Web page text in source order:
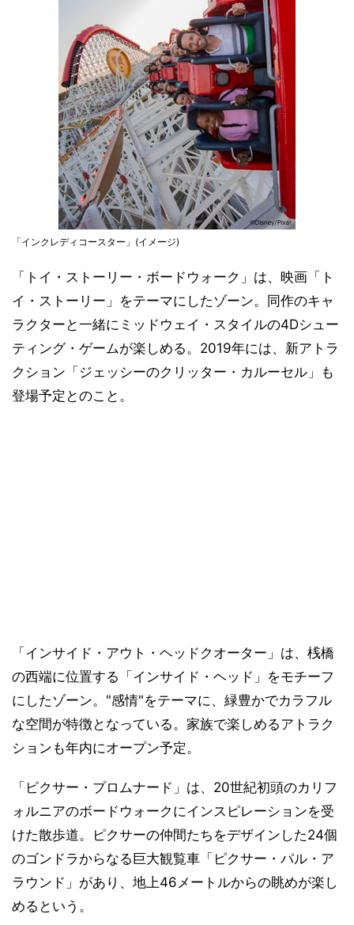
「インクレディコースター」(イメージ)
「トイ・ストーリー・ボードウォーク」は、映画「ト
イ・ストーリー」をテーマにしたゾーン。同作のキャ
ラクターと一緒にミッドウェイ・スタイルの4Dシュー
ティング・ゲームが楽しめる。2019年には、新アトラ
クション「ジェッシーのクリッター・カルーセル」も
登場予定とのこと。
「インサイド・アウト・ヘッドクオーター」は、桟橋
の西端に位置する「インサイド・ヘッド」をモチーフ
にしたゾーン。"感情"をテーマに、緑豊かでカラフル
な空間が特徴となっている。家族で楽しめるアトラク
ションも年内にオープン予定。
「ピクサー・プロムナード」は、20世紀初頭のカリフ
ォルニアのボードウォークにインスピレーションを受
けた散歩道。ピクサーの仲間たちをデザインした24個
のゴンドラからなる巨大観覧車「ピクサー・パル・ア
ラウンド」があり、地上46メートルからの眺めが楽し
めるという。